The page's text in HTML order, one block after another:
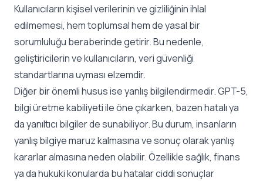
Kullanıcıların kişisel verilerinin ve gizliliğinin ihlal
edilmemesi, hem toplumsal hem de yasal bir
sorumluluğu beraberinde getirir. Bu nedenle,
geliştiricilerin ve kullanıcıların, veri güvenliği
standartlarına uyması elzemdir.
Diğer bir önemli husus ise yanlış bilgilendirmedir. GPT-5,
bilgi üretme kabiliyeti ile öne çıkarken, bazen hatalı ya
da yanıltıcı bilgiler de sunabiliyor. Bu durum, insanların
yanlış bilgiye maruz kalmasına ve sonuç olarak yanlış
kararlar almasına neden olabilir. Özellikle sağlık, finans
ya da hukuki konularda bu hatalar ciddi sonuçlar